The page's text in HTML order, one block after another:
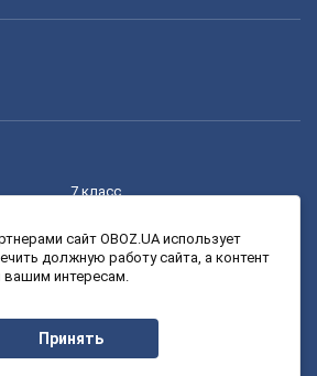
7 класс
9 класс
сайт OBOZ.UA использует
должную работу сайта, а контент
вашим интересам.
Принять